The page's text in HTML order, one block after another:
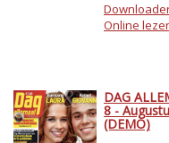
Online
DAG
8 -
(DEMO)